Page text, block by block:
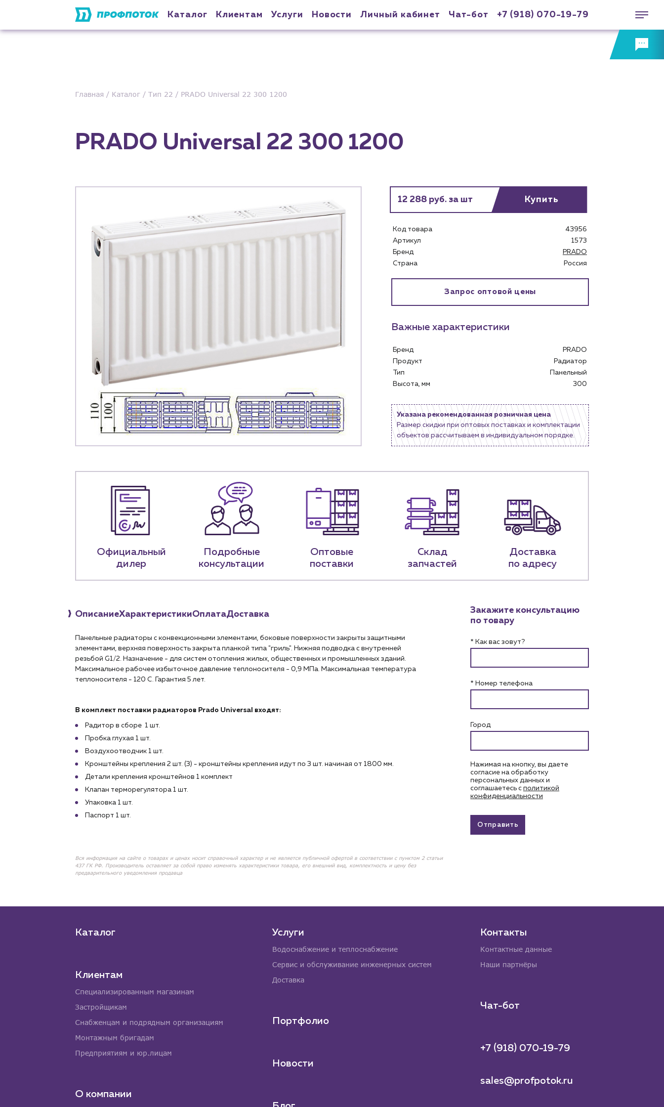
Каталог Клиентам Услуги Новости Личный кабинет Чат-бот +7 (918) 070-19-79
Снабженцам и подрядным организациям
Монтажным бригадам
О компании
История компании
Портфолио
Блог
Контактные данные
Чат-бот
Главная Каталог Тип 22 PRADO Universal 22 300 1200
PRADO Universal 22 300 1200
12 288 руб. за шт Купить
Код товара
43956
Артикул
1573
Бренд
PRADO
Страна
Россия
Запрос оптовой цены
Важные характеристики
Бренд
PRADO
Продукт
Радиатор
Тип
Панельный
Высота, мм
300
Указана рекомендованная розничная цена
Размер скидки при оптовых поставках и комплектации
объектов рассчитываем в индивидуальном порядке.
Официальный
дилер
Подробные
консультации
Оптовые
поставки
Склад
запчастей
Доставка
по адресу
ОписаниеХарактеристикиОплатаДоставка
Панельные радиаторы с конвекционными элементами, боковые поверхности закрыты защитными
элементами, верхняя поверхность закрыта планкой типа "гриль". Нижняя подводка с внутренней
резьбой G1/2. Назначение - для систем отопления жилых, общественных и промышленных зданий.
Максимальное рабочее избыточное давление теплоносителя - 0,9 МПа. Максимальная температура
теплоносителя - 120 С. Гарантия 5 лет.
В комплект поставки радиаторов Prado Universal входят:
Радитор в сборе 1 шт.
Пробка глухая 1 шт.
Воздухоотводчик 1 шт.
Кронштейны крепления 2 шт. (3) - кронштейны крепления идут по 3 шт. начиная от 1800 мм.
Детали крепления кронштейнов 1 комплект
Клапан терморегулятора 1 шт.
Упаковка 1 шт.
Паспорт 1 шт.
Вся информация на сайте о товарах и ценах носит справочный характер и не является публичной офертой в соответствии с пунктом 2 статьи
437 ГК РФ. Производитель оставляет за собой право изменять характеристики товара, его внешний вид, комплектность и цену без
предварительного уведомления продавца
Закажите консультацию
по товару
* Как вас зовут?
* Номер телефона
Город
Нажимая на кнопку, вы даете
согласие на обработку
персональных данных и
соглашаетесь c политикой
конфиденциальности
Отправить
Каталог
Клиентам
Специализированным магазинам
Застройщикам
Снабженцам и подрядным организациям
Монтажным бригадам
Предприятиям и юр.лицам
О компании
Услуги
Водоснабжение и теплоснабжение
Сервис и обслуживание инженерных систем
Доставка
Портфолио
Новости
Контакты
Контактные данные
Наши партнёры
Чат-бот
+7 (918) 070-19-79
sales@profpotok.ru